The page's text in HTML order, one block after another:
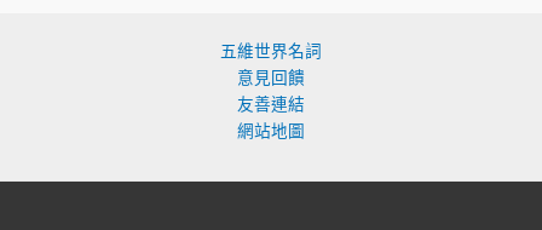
五維世界名詞
意見回饋
友善連結
網站地圖